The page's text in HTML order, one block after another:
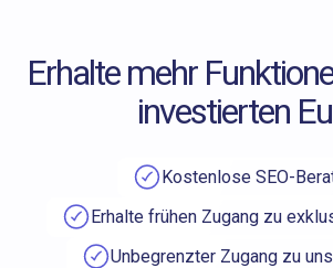
Erhalte mehr
investierten
Kostenlose SEO-
Erhalte frühen Zugang zu
Unbegrenzter Zugang zu